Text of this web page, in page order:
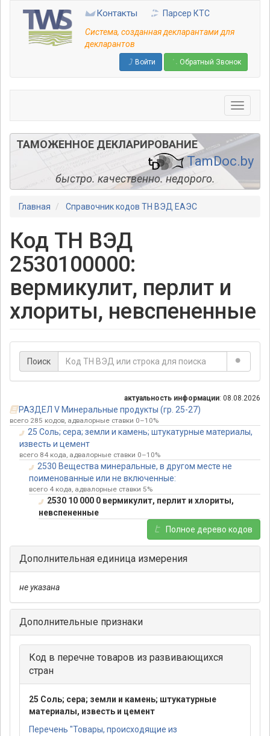
основному
содержанию
Контакты
Парсер КТС
Система, созданная декларантами для
декларантов
Войти Обратный Звонок
ТАМОЖЕННОЕ ДЕКЛАРИРОВАНИЕ
TamDoc.by
быстро. качественно. недорого.
Главная Справочник кодов ТН ВЭД ЕАЭС
Код ТН ВЭД
2530100000:
вермикулит, перлит и
хлориты, невспененные
Поиск
актуальность информации: 08.08.2026
РАЗДЕЛ V Минеральные продукты (гр. 25-27)
всего 285 кодов, адвалорные ставки 0–10%
25 Соль; сера; земли и камень; штукатурные материалы,
известь и цемент
всего 84 кода, адвалорные ставки 0–10%
2530 Вещества минеральные, в другом месте не
поименованные или не включенные:
всего 4 кода, адвалорные ставки 5%
2530 10 000 0 вермикулит, перлит и хлориты,
невспененные
Полное дерево кодов
Дополнительная единица измерения
не указана
Дополнительные признаки
Код в перечне товаров из развивающихся
стран
25 Соль; сера; земли и камень; штукатурные
материалы, известь и цемент
Перечень "Товары, происходящие из